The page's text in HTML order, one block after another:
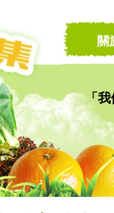
「我
讓
關